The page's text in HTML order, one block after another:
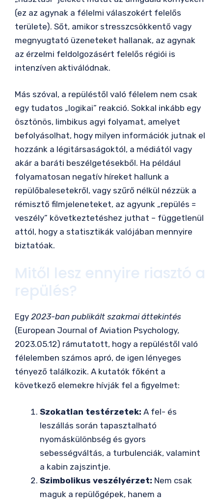
(ez az agynak a félelmi válaszokért felelős
területe). Sőt, amikor stresszcsökkentő vagy
megnyugtató üzeneteket hallanak, az agynak
az érzelmi feldolgozásért felelős régiói is
intenzíven aktiválódnak.
Más szóval, a repüléstől való félelem nem csak
egy tudatos „logikai” reakció. Sokkal inkább egy
ösztönös, limbikus agyi folyamat, amelyet
befolyásolhat, hogy milyen információk jutnak el
hozzánk a légitársaságoktól, a médiától vagy
akár a baráti beszélgetésekből. Ha például
folyamatosan negatív híreket hallunk a
repülőbalesetekről, vagy szűrő nélkül nézzük a
rémisztő filmjeleneteket, az agyunk „repülés =
veszély” következtetéshez juthat – függetlenül
attól, hogy a statisztikák valójában mennyire
biztatóak.
Mitől lesz ennyire riasztó a
repülés?
Egy 2023-ban publikált szakmai áttekintés
(European Journal of Aviation Psychology,
2023.05.12) rámutatott, hogy a repüléstől való
félelemben számos apró, de igen lényeges
tényező találkozik. A kutatók főként a
következő elemekre hívják fel a figyelmet:
Szokatlan testérzetek: A fel- és
leszállás során tapasztalható
nyomáskülönbség és gyors
sebességváltás, a turbulenciák, valamint
a kabin zajszintje.
Szimbolikus veszélyérzet: Nem csak
maguk a repülőgépek, hanem a